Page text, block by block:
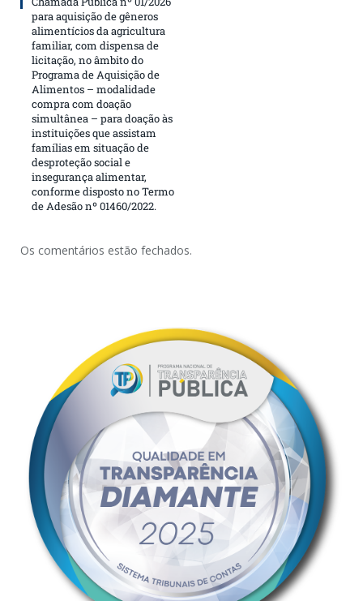
para aquisição de gêneros
alimentícios da agricultura
familiar, com dispensa de
licitação, no âmbito do
Programa de Aquisição de
Alimentos – modalidade
compra com doação
simultânea – para doação às
instituições que assistam
famílias em situação de
desproteção social e
insegurança alimentar,
conforme disposto no Termo
de Adesão nº 01460/2022.
Os comentários estão fechados.